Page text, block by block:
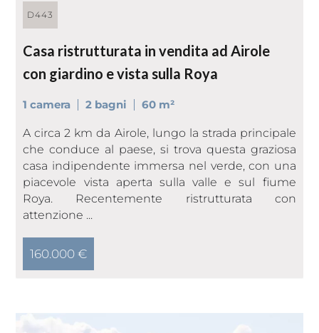
D443
Casa ristrutturata in vendita ad Airole
con giardino e vista sulla Roya
1 camera 2 bagni 60 m²
A circa 2 km da Airole, lungo la strada principale
che conduce al paese, si trova questa graziosa
casa indipendente immersa nel verde, con una
piacevole vista aperta sulla valle e sul fiume
Roya. Recentemente ristrutturata con
attenzione ...
160.000 €